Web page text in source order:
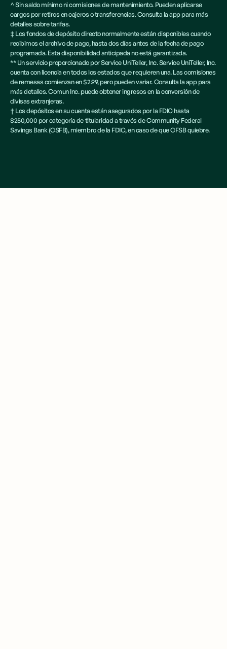
^ Sin saldo mínimo ni comisiones de mantenimiento. Pueden aplicarse
cargos por retiros en cajeros o transferencias. Consulta la app para más
detalles sobre tarifas.
‡ Los fondos de depósito directo normalmente están disponibles cuando
recibimos el archivo de pago, hasta dos días antes de la fecha de pago
programada. Esta disponibilidad anticipada no está garantizada.
** Un servicio proporcionado por Service UniTeller, Inc. Service UniTeller, Inc.
cuenta con licencia en todos los estados que requieren una. Las comisiones
de remesas comienzan en $2.99, pero pueden variar. Consulta la app para
más detalles. Comun Inc. puede obtener ingresos en la conversión de
divisas extranjeras.
† Los depósitos en su cuenta están asegurados por la FDIC hasta
$250,000 por categoría de titularidad a través de Community Federal
Savings Bank (CSFB), miembro de la FDIC, en caso de que CFSB quiebre.